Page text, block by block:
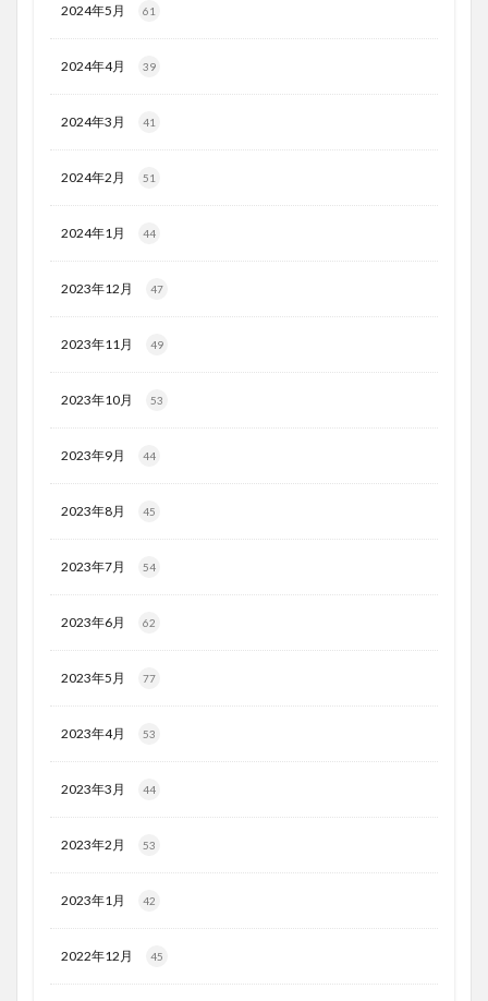
2024年5月 61
2024年4月 39
2024年3月 41
2024年2月 51
2024年1月 44
2023年12月 47
2023年11月 49
2023年10月 53
2023年9月 44
2023年8月 45
2023年7月 54
2023年6月 62
2023年5月 77
2023年4月 53
2023年3月 44
2023年2月 53
2023年1月 42
2022年12月 45